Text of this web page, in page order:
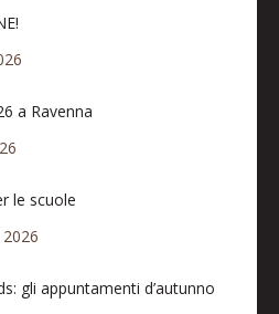
a Ravenna
le scuole
gli appuntamenti d’autunno